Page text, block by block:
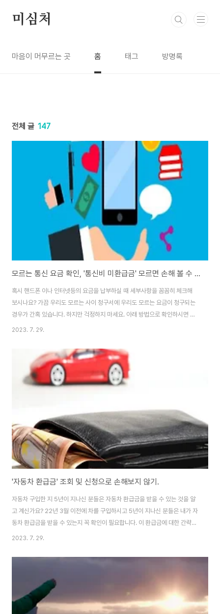
미심처
마음이 머무르는 곳 홈 태그 방명록
전체 글 147
모르는 통신 요금 확인, '통신비 미환급금' 모르면 손해 볼 수 있습니다.
혹시 핸드폰 이나 인터넷등의 요금을 납부하실 때 세부사항을 꼼꼼히 체크해
보시나요? 가끔 우리도 모르는 사이 청구서에 우리도 모르는 요금이 청구되는
경우가 간혹 있습니다. 하지만 걱정하지 마세요. 아래 방법으로 확인하시면 한
번에 확인 해 보실 수 있습니다. 이런 경우를 위해 통신비 미환급금 조회에 대해
하실 수 있습니다. 통신비 미환급금이란? 유.무선 통신 서비스 가입자가 기존에
쓰던 통신사를 해지한 경우(번호이동 포함), 가입자가 해지일까지 이용한 요금
을 정산합니다. 그러나, 정산한 요금에 대해 과납된 금액이 발견될 경우, 보증금
등의 선납금 미수 금액을 해당 가입자에게 환불해 주는 것입니다. 통신비 미환
2023. 7. 29.
'자동차 환급금' 조회 및 신청으로 손해보지 않기.
자동차 구입한 지 5년이 지나신 분들은 자동차 환급금을 받을 수 있는 것을 알
고 계신가요? 22년 3월 이전에 차를 구입하시고 5년이 지나신 분들은 내가 자
동차 환급금을 받을 수 있는지 꼭 확인이 필요합니다. 이 환급금에 대한 간략한
정의와 신청방법에 대해 정리해 드리도록 하겠습니다. 자동차 환급금이란? 자
등록할 때 의무적으로 지역개발채권이라는 것을 매입합니다. 이 채권은 내 자
니다. 채권은 두 가지가 있는데 '지역개발채권' 그리고 '도시철도채권'이 있습니
다. 지역개발채권: 서울을 제외 한 16개 시, 도에서 발행(5년 만기, 일시상환 시
효 10년) 도시..
2023. 7. 29.